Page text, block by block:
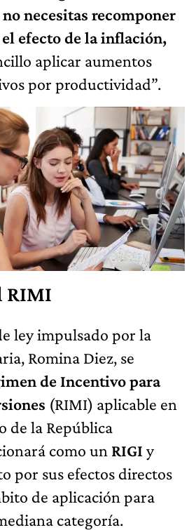
necesitas recomponer
efecto de la inflación,
aplicar aumentos
por productividad”.
RIMI
ley impulsado por la
Romina Diez, se
de Incentivo para
(RIMI) aplicable en
la República
como un RIGI y
por sus efectos directos
de aplicación para
categoría.